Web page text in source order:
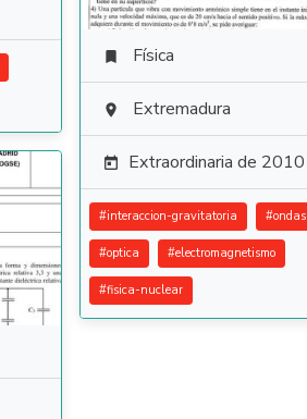
 Física
 Extremadura
 Extraordinaria de 2010
#interaccion-gravitatoria #ondas
#optica #electromagnetismo
#fisica-nuclear